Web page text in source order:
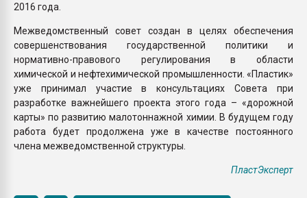
2016 года.
Межведомственный совет создан в целях обеспечения
совершенствования государственной политики и
нормативно-правового регулирования в области
химической и нефтехимической промышленности. «Пластик»
уже принимал участие в консультациях Совета при
разработке важнейшего проекта этого года – «дорожной
карты» по развитию малотоннажной химии. В будущем году
работа будет продолжена уже в качестве постоянного
члена межведомственной структуры.
ПластЭксперт